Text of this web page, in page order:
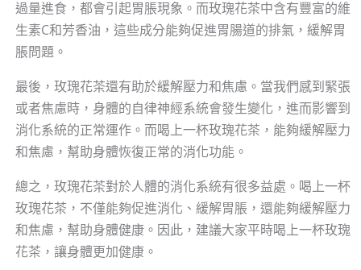
過量進食，都會引起胃脹現象。而玫瑰花茶中含有豐富的維
生素C和芳香油，這些成分能夠促進胃腸道的排氣，緩解胃
脹問題。
最後，玫瑰花茶還有助於緩解壓力和焦慮。當我們感到緊張
或者焦慮時，身體的自律神經系統會發生變化，進而影響到
消化系統的正常運作。而喝上一杯玫瑰花茶，能夠緩解壓力
和焦慮，幫助身體恢復正常的消化功能。
總之，玫瑰花茶對於人體的消化系統有很多益處。喝上一杯
玫瑰花茶，不僅能夠促進消化、緩解胃脹，還能夠緩解壓力
和焦慮，幫助身體健康。因此，建議大家平時喝上一杯玫瑰
花茶，讓身體更加健康。